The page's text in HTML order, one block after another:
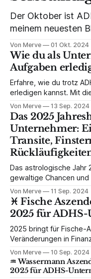
Der Oktober ist
meinem neuesten
ADHS für uns
sowohl
kann. Entdecke mit
Superkraft machen
Von Merve 01 Okt. 2024
Wie du als
Aufgaben
Erfahre, wie du trotz
erledigen kannst. Mit
findest du deine
es, produktiver zu sein.
Klarheit und Struktur in
Von Merve 13 Sep. 2024
Das 2025
Unternehmer:
Transite,
Das astrologische Jahr
gewaltige Chancen
Auswirkungen des
Neptuns Sprung in
Rückläufigkeiten auf
Fokus und kreative
Von Merve 11 Sep. 2024
♓️ Fische
2025 für
2025 bringt für Fische-
Veränderungen in
Beziehungen. Erfahre,
Energien für dein
Von Merve 10 Sep. 2024
♒️ Wassermann
2025 für ADHS-